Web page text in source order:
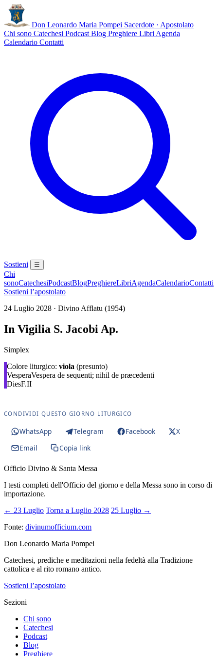
Don Leonardo Maria Pompei Sacerdote · Apostolato
Chi sono Catechesi Podcast Blog Preghiere Libri Agenda
Calendario Contatti
Sostieni ☰
Chi
sonoCatechesiPodcastBlogPreghiereLibriAgendaCalendarioContatti
Sostieni l’apostolato
24 Luglio 2028 · Divino Afflatu (1954)
In Vigilia S. Jacobi Ap.
Simplex
Colore liturgico: viola (presunto)
VesperaVespera de sequenti; nihil de præcedenti
DiesF.II
CONDIVIDI QUESTO GIORNO LITURGICO
WhatsApp Telegram Facebook
X
Email
Copia link
Officio Divino & Santa Messa
I testi completi dell'Officio del giorno e della Messa sono in corso di
importazione.
← 23 Luglio Torna a Luglio 2028 25 Luglio →
Fonte: divinumofficium.com
Don Leonardo Maria Pompei
Catechesi, prediche e meditazioni nella fedeltà alla Tradizione
cattolica e al rito romano antico.
Sostieni l’apostolato
Sezioni
Chi sono
Catechesi
Podcast
Blog
Preghiere